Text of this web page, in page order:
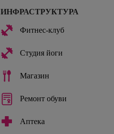
ИНФРАСТРУКТУРА
Фитнес-клуб
Студия йоги
Магазин
Ремонт обуви
Аптека